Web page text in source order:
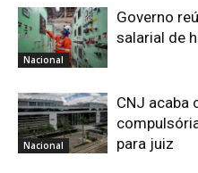
Nacional
Governo
salarial de
Nacional
CNJ acaba
para juiz